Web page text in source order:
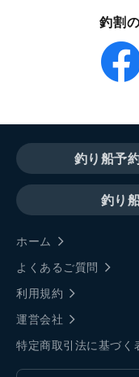
釣割
釣り船予
釣り
ホーム
よくあるご質問
利用規約
運営会社
特定商取引法に基づく